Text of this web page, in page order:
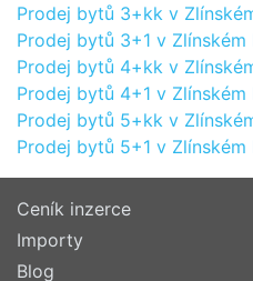
Prodej bytů 3+kk v
Prodej bytů 3+1 v Zlínském
Prodej bytů 4+kk v
Prodej bytů 4+1 v Zlínském
Prodej bytů 5+kk v
Prodej bytů 5+1 v Zlínském
Ceník inzerce
Importy
Blog